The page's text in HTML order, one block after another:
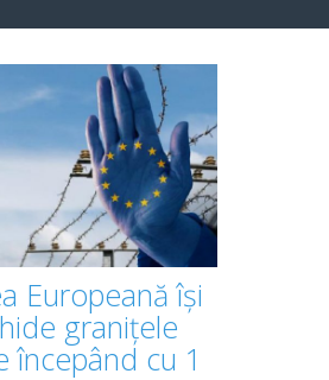
Europeană își
granițele
începând cu 1